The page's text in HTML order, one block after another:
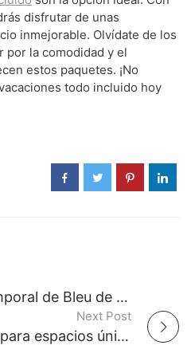
disfrutar de unas
inmejorable. Olvídate de los
por la comodidad y el
estos paquetes. ¡No
todo incluido hoy
El encanto atemporal de Bleu de Chanel: el perfume más deseado por los hombres
Next Post
Muebles únicos para espacios únicos: Explora las opciones de muebles a medida en Zaragoza